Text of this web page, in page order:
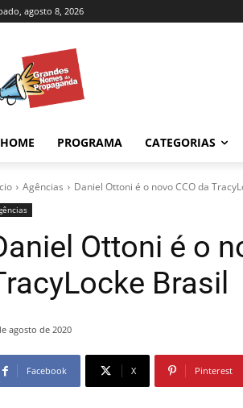
agosto 8, 2026
HOME PROGRAMA CATEGORIAS
Agências Daniel Ottoni é o novo CCO da
Ottoni é o
Brasil
agosto de 2020
Facebook X Pinterest